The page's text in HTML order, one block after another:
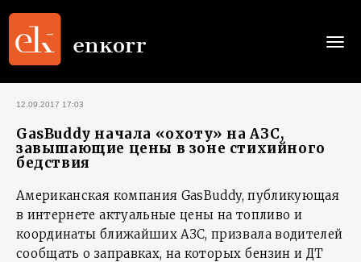
12.09.2017 17:03
GasBuddy начала «охоту» на АЗС,
завышающие цены в зоне стихийного
бедствия
Американская компания GasBuddy, публикующая
в интернете актуальные цены на топливо и
координаты ближайших АЗС, призвала водителей
сообщать о заправках, на которых бензин и ДТ